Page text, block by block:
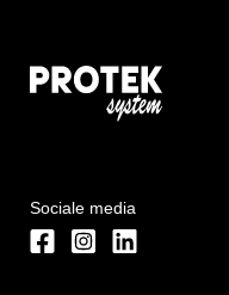
Sociale media